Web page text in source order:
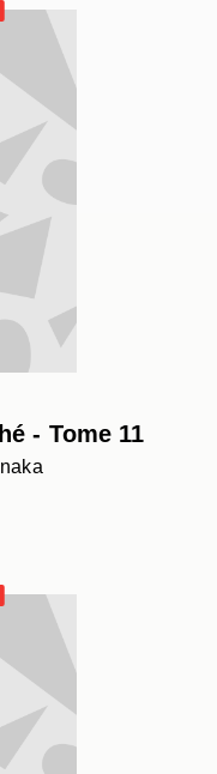
- Tome 11